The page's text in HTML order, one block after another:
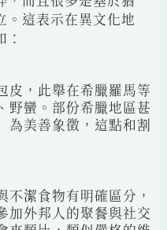
。這表示在異文化地
皮，此舉在希臘羅馬等
野蠻。部份希臘地區甚
為美善象徵，這點和割
不潔食物有明確區分，
加外邦人的聚餐與社交